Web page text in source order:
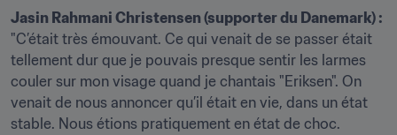
Jasin Rahmani Christensen (supporter du Danemark) :
"C’était très émouvant. Ce qui venait de se passer était
tellement dur que je pouvais presque sentir les larmes
couler sur mon visage quand je chantais "Eriksen". On
venait de nous annoncer qu’il était en vie, dans un état
stable. Nous étions pratiquement en état de choc.